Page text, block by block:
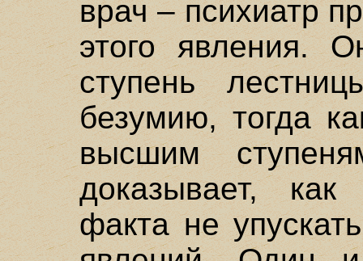
врач – психиатр
этого явления.
ступень
безумию, тогда
высшим
доказывает,
факта не